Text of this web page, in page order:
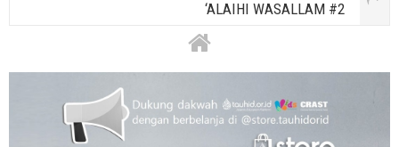
‘ALAIHI WASALLAM #2